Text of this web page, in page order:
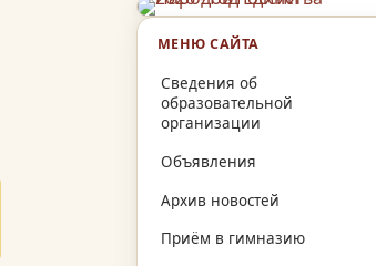
МЕНЮ САЙТА
Сведения об
образовательной
организации
Объявления
Архив новостей
Приём в гимназию